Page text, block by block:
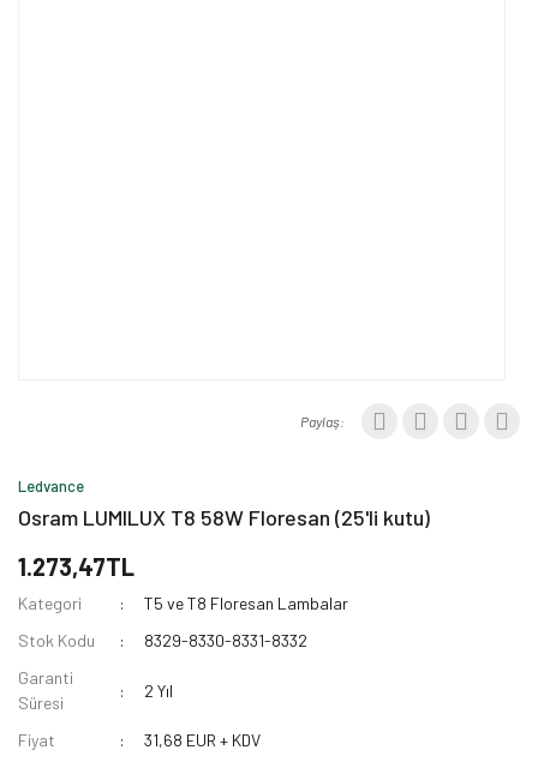
Paylaş:
Ledvance
Osram LUMILUX T8 58W Floresan (25'li kutu)
1.273,47TL
Kategori
T5 ve T8 Floresan Lambalar
Stok Kodu
8329-8330-8331-8332
Garanti
Süresi
2 Yıl
Fiyat
31,68 EUR + KDV